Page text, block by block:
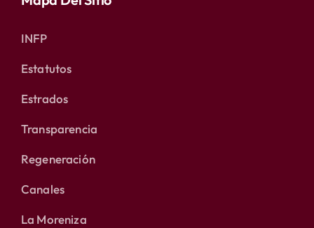
INFP
Estatutos
Estrados
Transparencia
Regeneración
Canales
La Moreniza